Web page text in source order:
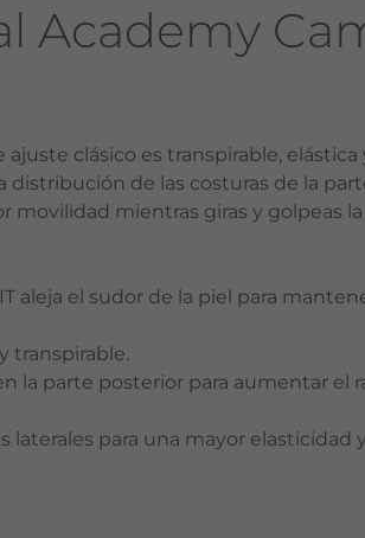
Academy
clásico es transpirable, elástica
distribución de las costuras de la
movilidad mientras giras y golpeas
aleja el sudor de la piel para
transpirable.
la parte posterior para aumentar el
laterales para una mayor elasticidad